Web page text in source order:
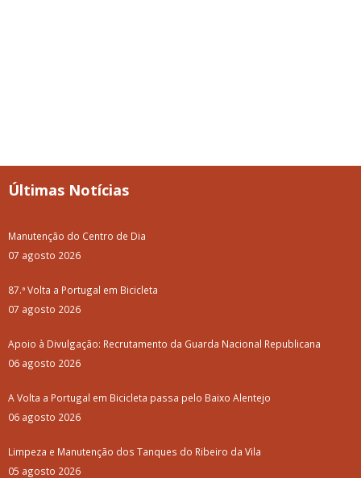
Últimas Notícias
Manutenção do Centro de Dia
07 agosto 2026
87.ª Volta a Portugal em Bicicleta
07 agosto 2026
Apoio à Divulgação: Recrutamento da Guarda Nacional Republicana
06 agosto 2026
A Volta a Portugal em Bicicleta passa pelo Baixo Alentejo
06 agosto 2026
Limpeza e Manutenção dos Tanques do Ribeiro da Vila
05 agosto 2026